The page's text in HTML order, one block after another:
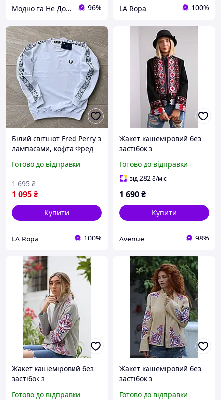
Модно та Не Дорого 96% LA Ropa 100%
Білий світшот Fred Perry з
лампасами, кофта Фред
без капюшона для
Готово до відправки
1 095₴
1 695 ₴
Купити
LA Ropa 100%
Жакет кашеміровий без
застібок з
Готово до відправки
від282₴/міс
1 690₴
Купити
Avenue 98%
Жакет кашеміровий без
застібок з
Готово до відправки
Жакет кашеміровий без
застібок з
Готово до відправки